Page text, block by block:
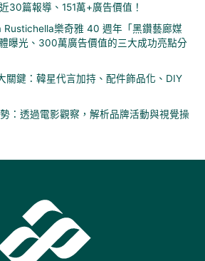
30篇報導、151萬+廣告價值！
Rustichella樂奇雅 40 週年「黑鑽藝廊媒
曝光、300萬廣告價值的三大成功亮點分
關鍵：韓星代言加持、配件飾品化、DIY
：透過電影觀察，解析品牌活動與視覺操